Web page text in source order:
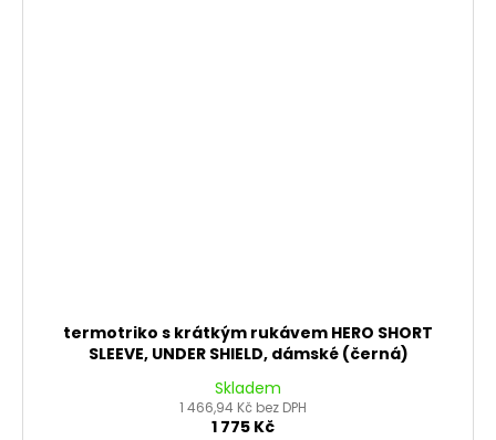
termotriko s krátkým rukávem HERO SHORT
SLEEVE, UNDER SHIELD, dámské (černá)
Skladem
1 466,94 Kč bez DPH
1 775 Kč